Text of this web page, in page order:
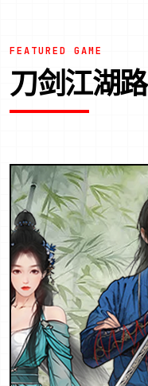
FEATURED GAME
刀剑江湖路